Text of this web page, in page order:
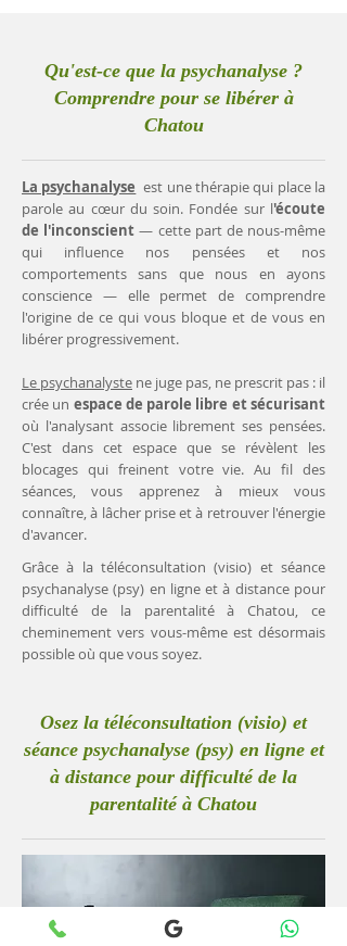
Qu'est-ce que la psychanalyse ?
Comprendre pour se libérer à
Chatou
La psychanalyse est une thérapie qui place la
parole au cœur du soin. Fondée sur l'écoute
de l'inconscient— cette part de nous-même
qui influence nos pensées et nos
comportements sans que nous en ayons
conscience — elle permet de comprendre
l'origine de ce qui vous bloque et de vous en
libérer progressivement.
Le psychanalyste ne juge pas, ne prescrit pas : il
crée un espace de parole libre et sécurisant
où l'analysant associe librement ses pensées.
C'est dans cet espace que se révèlent les
blocages qui freinent votre vie. Au fil des
séances, vous apprenez à mieux vous
connaître, à lâcher prise et à retrouver l'énergie
d'avancer.
Grâce à la téléconsultation (visio) et séance
psychanalyse (psy) en ligne et à distance pour
difficulté de la parentalité à Chatou, ce
cheminement vers vous-même est désormais
possible où que vous soyez.
Osez la téléconsultation (visio) et
séance psychanalyse (psy) en ligne et
à distance pour difficulté de la
parentalité à Chatou